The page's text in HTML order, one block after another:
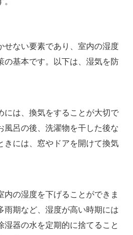
せない要素であり、室内の湿度
の基本です。以下は、湿気を防
には、換気をすることが大切で
風呂の後、洗濯物を干した後な
きには、窓やドアを開けて換気
内の湿度を下げることができま
雨期など、湿度が高い時期には
湿器の水を定期的に捨てること